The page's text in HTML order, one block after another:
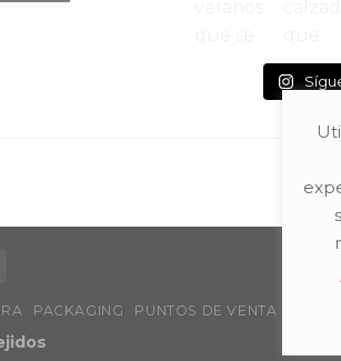
PACKAGING PUNTOS DE VENTA